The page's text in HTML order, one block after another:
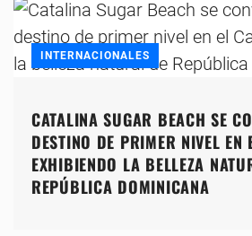
INTERNACIONALES
CATALINA SUGAR BEACH SE
DESTINO DE PRIMER NIVEL EN
EXHIBIENDO LA BELLEZA
REPÚBLICA DOMINICANA